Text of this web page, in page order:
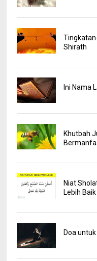
Shirath
Ini Nama
Khutbah
Niat
Lebih
Doa